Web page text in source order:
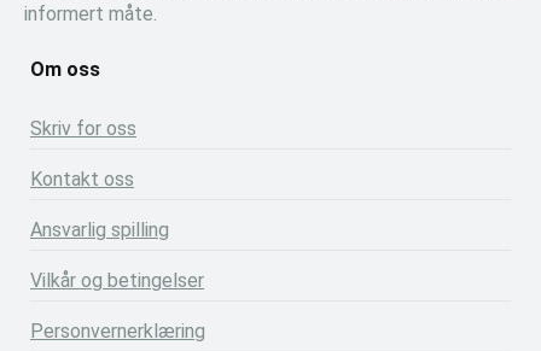
informert måte.
Om oss
Skriv for oss
Kontakt oss
Ansvarlig spilling
Vilkår og betingelser
Personvernerklæring